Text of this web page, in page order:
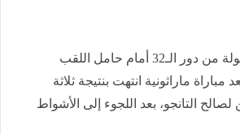
وودع المنتخب البطولة من دور الـ32 أمام حامل اللقب
مباراة ماراثونية انتهت بنتيجة ثلاثة
التانجو، بعد اللجوء إلى الأشواط